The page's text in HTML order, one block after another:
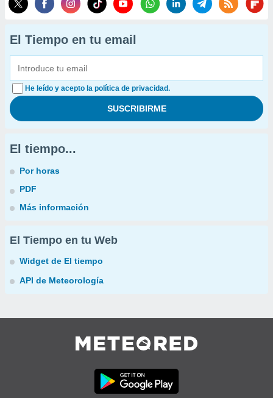
El Tiempo en tu email
He leído y acepto la política de privacidad.
El tiempo...
Por horas
PDF
Más información
El Tiempo en tu Web
Widget de El tiempo
API de Meteorología